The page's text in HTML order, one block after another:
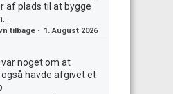
af plads til at bygge
tilbage · 1. August 2026
var noget om at
også havde afgivet et